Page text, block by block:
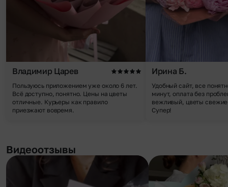
Владимир Царев
Пользуюсь приложением уже около 6 лет.
Всё доступно, понятно. Цены на цветы
отличные. Курьеры как правило
приезжают вовремя.
Ирина Б.
Удобный сайт, все
минут, оплата без
вежливый, цветы
Супер!
Видеоотзывы